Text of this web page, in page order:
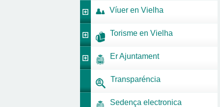
Víuer en Vielha
Torisme en Vielha
Er Ajuntament
Transparéncia
Sedença electronica